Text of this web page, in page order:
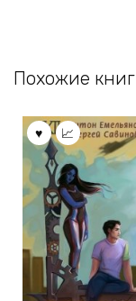
Похожие